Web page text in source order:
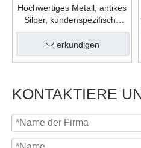
Hochwertiges Metall, antikes
Silber, kundenspezifische
Form, Gießfüllung, Farben,
Karnevalsmedaille für
Feiergeschenk
erkundigen
KONTAKTIERE